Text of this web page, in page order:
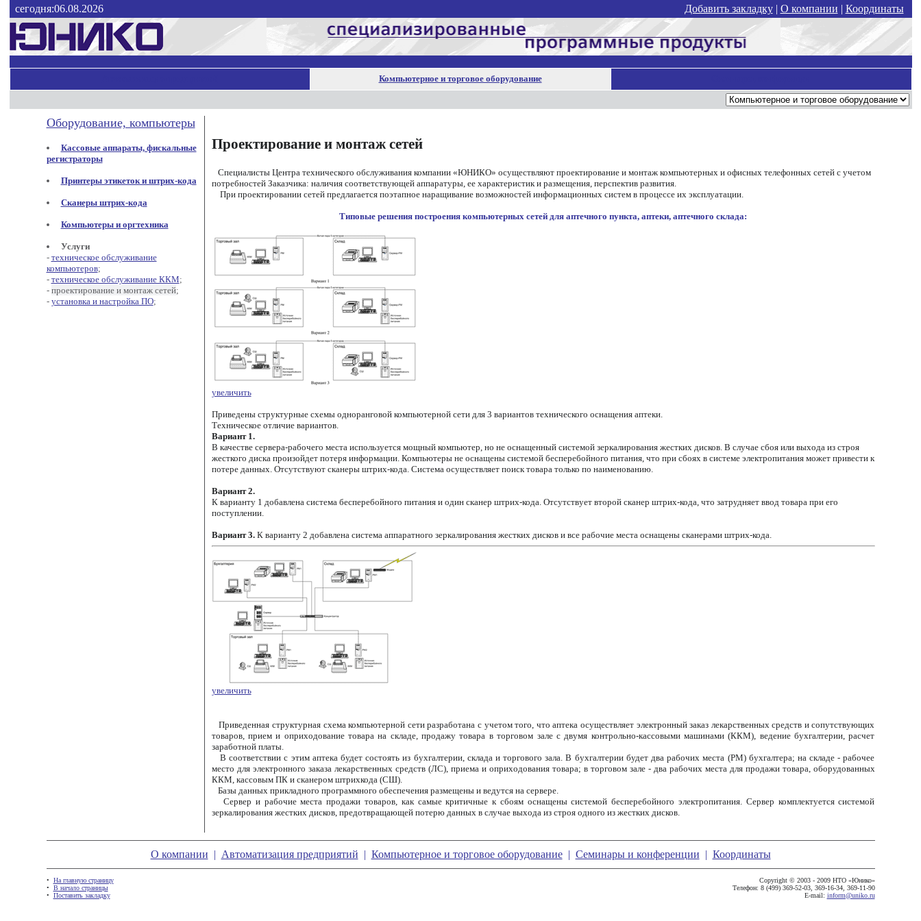
сегодня:06.08.2026 Добавить закладку| О компании | Координаты
Компьютерное и торговое оборудование
Оборудование, компьютеры
Кассовые аппараты, фискальные
регистраторы
Принтеры этикеток и штрих-кода
Сканеры штрих-кода
Компьютеры и оргтехника
Услуги
- техническое обслуживание
компьютеров;
- техническое обслуживание ККМ;
- проектирование и монтаж сетей;
- установка и настройка ПО;
Проектирование и монтаж сетей
Специалисты Центра технического обслуживания компании «ЮНИКО» осуществляют проектирование и монтаж компьютерных и офисных телефонных сетей с учетом
потребностей Заказчика: наличия соответствующей аппаратуры, ее характеристик и размещения, перспектив развития.
При проектировании сетей предлагается поэтапное наращивание возможностей информационных систем в процессе их эксплуатации.
Типовые решения построения компьютерных сетей для аптечного пункта, аптеки, аптечного склада:
увеличить
Приведены структурные схемы одноранговой компьютерной сети для 3 вариантов технического оснащения аптеки.
Техническое отличие вариантов.
Вариант 1.
В качестве сервера-рабочего места используется мощный компьютер, но не оснащенный системой зеркалирования жестких дисков. В случае сбоя или выхода из строя
жесткого диска произойдет потеря информации. Компьютеры не оснащены системой бесперебойного питания, что при сбоях в системе электропитания может привести к
потере данных. Отсутствуют сканеры штрих-кода. Система осуществляет поиск товара только по наименованию.
Вариант 2.
К варианту 1 добавлена система бесперебойного питания и один сканер штрих-кода. Отсутствует второй сканер штрих-кода, что затрудняет ввод товара при его
поступлении.
Вариант 3.К варианту 2 добавлена система аппаратного зеркалирования жестких дисков и все рабочие места оснащены сканерами штрих-кода.
увеличить
Приведенная структурная схема компьютерной сети разработана с учетом того, что аптека осуществляет электронный заказ лекарственных средств и сопутствующих
товаров, прием и оприходование товара на складе, продажу товара в торговом зале с двумя контрольно-кассовыми машинами (ККМ), ведение бухгалтерии, расчет
заработной платы.
В соответствии с этим аптека будет состоять из бухгалтерии, склада и торгового зала. В бухгалтерии будет два рабочих места (РМ) бухгалтера; на складе - рабочее
место для электронного заказа лекарственных средств (ЛС), приема и оприходования товара; в торговом зале - два рабочих места для продажи товара, оборудованных
ККМ, кассовым ПК и сканером штрихкода (СШ).
Базы данных прикладного программного обеспечения размещены и ведутся на сервере.
Сервер и рабочие места продажи товаров, как самые критичные к сбоям оснащены системой бесперебойного электропитания. Сервер комплектуется системой
зеркалирования жестких дисков, предотвращающей потерю данных в случае выхода из строя одного из жестких дисков.
О компании | Автоматизация предприятий | Компьютерное и торговое оборудование| Семинары и конференции | Координаты
• На главную страницу
• В начало страницы
• Поставить закладку
Copyright © 2003 - 2009 НТО «Юнико»
Телефон: 8 (499) 369-52-03, 369-16-34, 369-11-90
E-mail: inform@uniko.ru